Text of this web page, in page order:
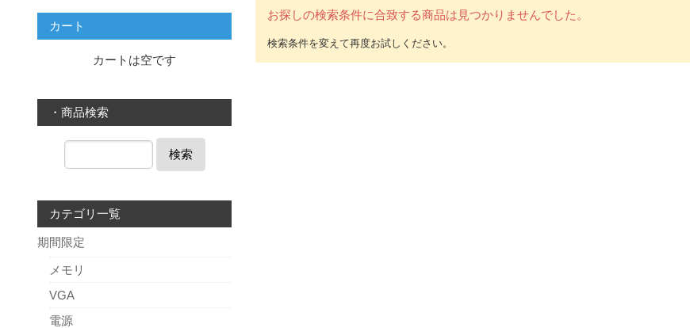
お探しの検索条件に合致する商品は見つかりませんでした。
カート
カートは空です
・商品検索
検索
カテゴリ一覧
期間限定
メモリ
VGA
電源